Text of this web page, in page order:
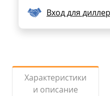
Вход для
Характеристики
и описание